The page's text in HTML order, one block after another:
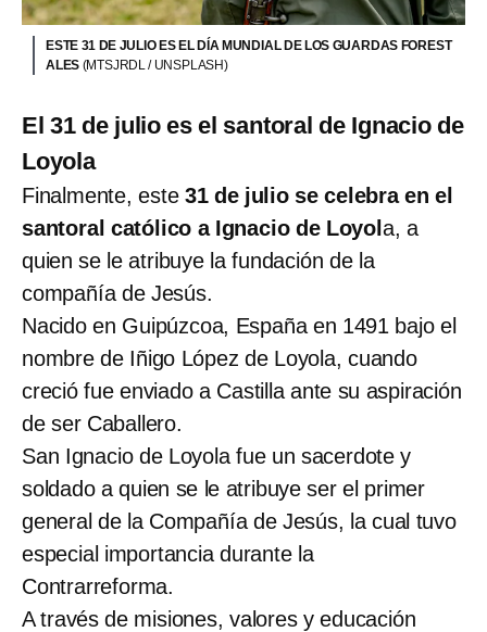
ESTE 31 DE JULIO ES EL DÍA MUNDIAL DE LOS GUARDAS FOREST
ALES (MTSJRDL / UNSPLASH)
El 31 de julio es el santoral de Ignacio de
Loyola
Finalmente, este 31 de julio se celebra en el
santoral católico a Ignacio de Loyol a, a
quien se le atribuye la fundación de la
compañía de Jesús.
Nacido en Guipúzcoa, España en 1491 bajo el
nombre de Iñigo López de Loyola, cuando
creció fue enviado a Castilla ante su aspiración
de ser Caballero.
San Ignacio de Loyola fue un sacerdote y
soldado a quien se le atribuye ser el primer
general de la Compañía de Jesús, la cual tuvo
especial importancia durante la
Contrarreforma.
A través de misiones, valores y educación